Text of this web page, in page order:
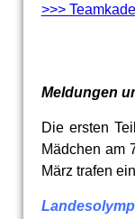
>>>
Meldungen
Die ersten
Mädchen am
März trafen